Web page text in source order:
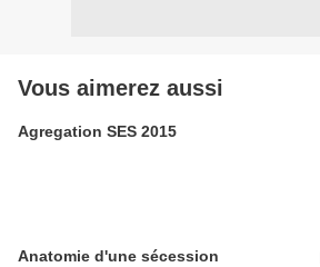
Vous aimerez aussi
Agregation SES 2015
Anatomie d'une sécession